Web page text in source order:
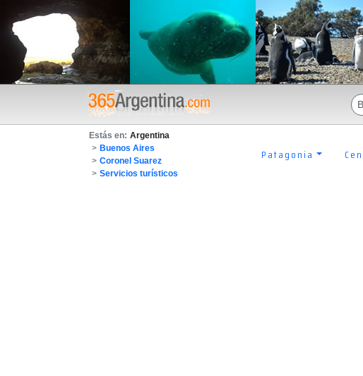
Estás en: Argentina
> Buenos Aires
> Coronel Suarez
> Servicios turísticos
Patagonia